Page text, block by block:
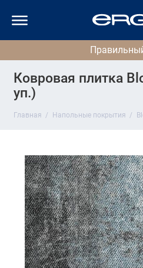
Ковровая плитка
уп.)
Главная Напольные покрытия